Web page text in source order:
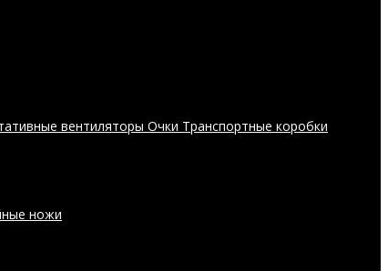
вентиляторы Очки Транспортные коробки
ножи